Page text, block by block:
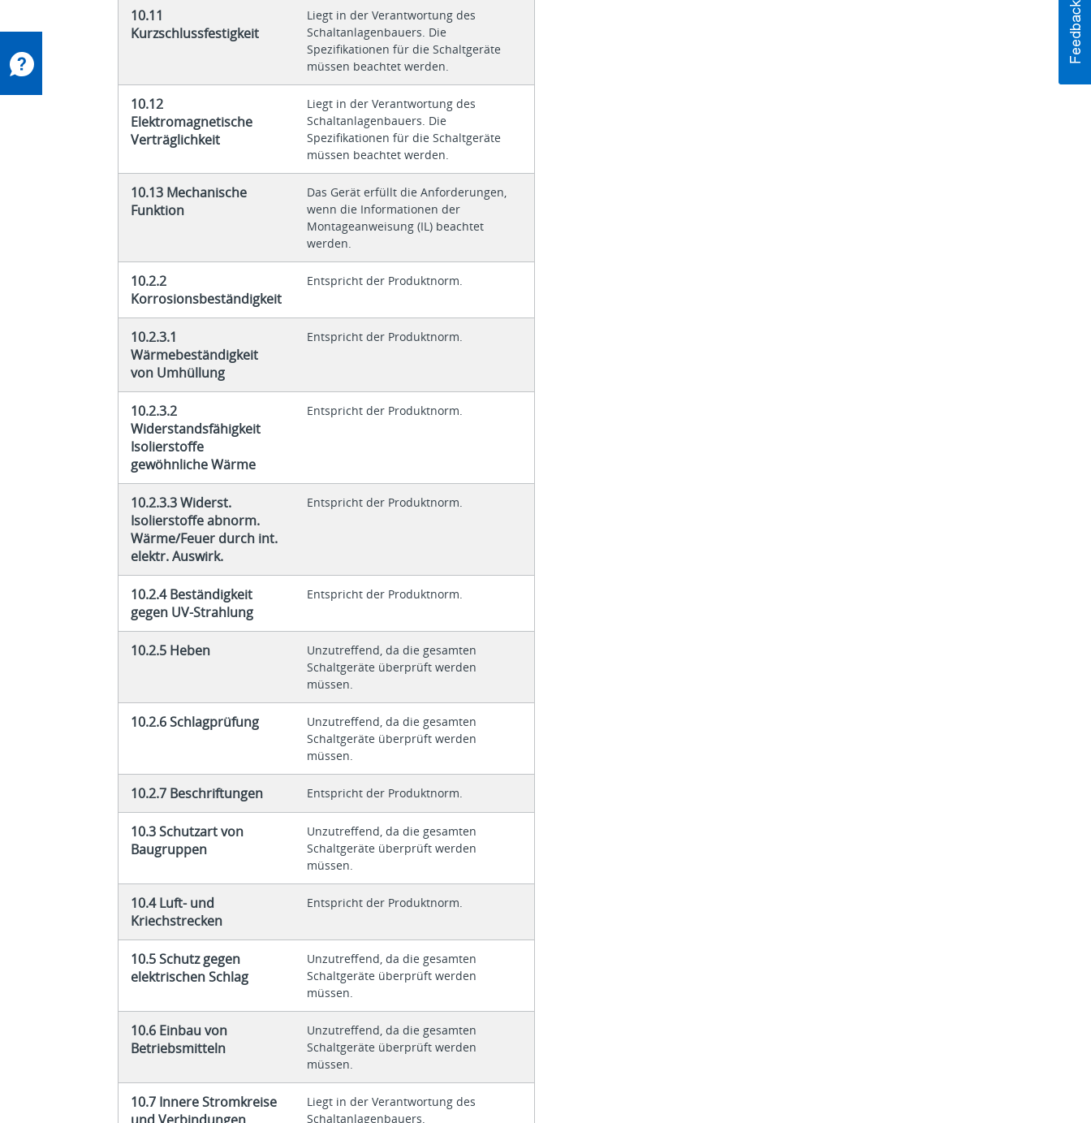
10.11
Kurzschlussfestigkeit
Liegt in der Verantwortung des
Schaltanlagenbauers. Die
Spezifikationen für die Schaltgeräte
müssen beachtet werden.
10.12
Elektromagnetische
Verträglichkeit
Liegt in der Verantwortung des
Schaltanlagenbauers. Die
Spezifikationen für die Schaltgeräte
müssen beachtet werden.
10.13 Mechanische
Funktion
Das Gerät erfüllt die Anforderungen,
wenn die Informationen der
Montageanweisung (IL) beachtet
werden.
10.2.2
Korrosionsbeständigkeit
Entspricht der Produktnorm.
10.2.3.1
Wärmebeständigkeit
von Umhüllung
Entspricht der Produktnorm.
10.2.3.2
Widerstandsfähigkeit
Isolierstoffe
gewöhnliche Wärme
Entspricht der Produktnorm.
10.2.3.3 Widerst.
Isolierstoffe abnorm.
Wärme/Feuer durch int.
elektr. Auswirk.
Entspricht der Produktnorm.
10.2.4 Beständigkeit
gegen UV-Strahlung
Entspricht der Produktnorm.
10.2.5 Heben
Unzutreffend, da die gesamten
Schaltgeräte überprüft werden
müssen.
10.2.6 Schlagprüfung
Unzutreffend, da die gesamten
Schaltgeräte überprüft werden
müssen.
10.2.7 Beschriftungen Entspricht der Produktnorm.
10.3 Schutzart von
Baugruppen
Unzutreffend, da die gesamten
Schaltgeräte überprüft werden
müssen.
10.4 Luft- und
Kriechstrecken
Entspricht der Produktnorm.
10.5 Schutz gegen
elektrischen Schlag
Unzutreffend, da die gesamten
Schaltgeräte überprüft werden
müssen.
10.6 Einbau von
Betriebsmitteln
Unzutreffend, da die gesamten
Schaltgeräte überprüft werden
müssen.
10.7 Innere Stromkreise
Liegt in der Verantwortung des
Schaltanlagenbauers.